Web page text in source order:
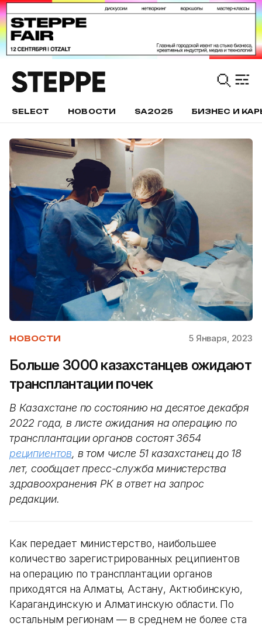
SELECT НОВОСТИ SA2025 БИЗНЕС И
НОВОСТИ 5 Января, 2023
Больше 3000 казахстанцев ожидают
трансплантации почек
В Казахстане по состоянию на десятое декабря
2022 года, в листе ожидания на операцию по
трансплантации органов состоят 3654
реципиентов, в том числе 51 казахстанец до 18
лет, сообщает пресс-служба министерства
здравоохранения РК в ответ на запрос
редакции.
Как передает министерство, наибольшее
количество зарегистрированных реципиентов
на операцию по трансплантации органов
приходятся на Алматы, Астану, Актюбинскую,
Карагандинскую и Алматинскую области. По
остальным регионам — в среднем не более ста